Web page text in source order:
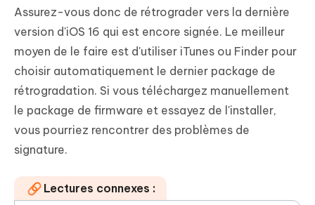
Assurez-vous donc de rétrograder vers la dernière
version d'iOS 16 qui est encore signée. Le meilleur
moyen de le faire est d'utiliser iTunes ou Finder pour
choisir automatiquement le dernier package de
rétrogradation. Si vous téléchargez manuellement
le package de firmware et essayez de l'installer,
vous pourriez rencontrer des problèmes de
signature.
Lectures connexes :